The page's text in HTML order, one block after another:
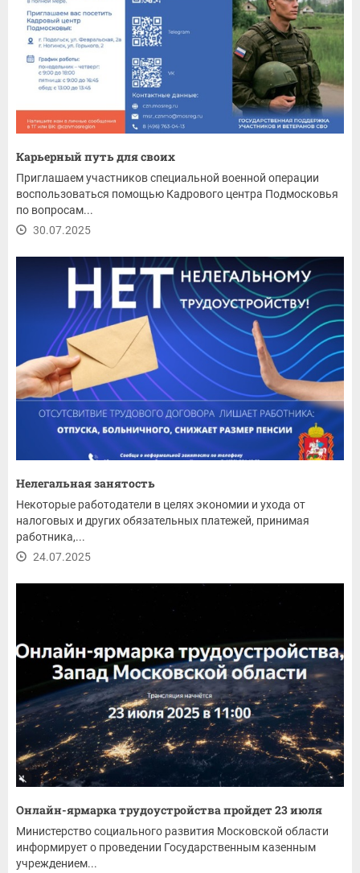
Карьерный путь для своих
Приглашаем участников специальной военной операции
воспользоваться помощью Кадрового центра Подмосковья
по вопросам...
30.07.2025
Нелегальная занятость
Некоторые работодатели в целях экономии и ухода от
налоговых и других обязательных платежей, принимая
работника,...
24.07.2025
Онлайн-ярмарка трудоустройства пройдет 23 июля
Министерство социального развития Московской области
информирует о проведении Государственным казенным
учреждением...